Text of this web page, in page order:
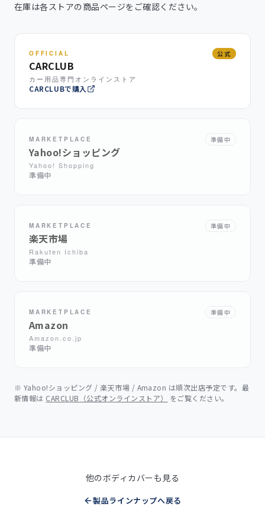
在庫は各ストアの商品ページをご確認ください。
OFFICIAL 公式
CARCLUB
カー用品専門オンラインストア
CARCLUBで購入
MARKETPLACE 準備中
Yahoo!ショッピング
Yahoo! Shopping
準備中
MARKETPLACE 準備中
楽天市場
Rakuten Ichiba
準備中
MARKETPLACE 準備中
Amazon
Amazon.co.jp
準備中
※ Yahoo!ショッピング / 楽天市場 / Amazon は順次出店予定です。最
新情報は CARCLUB（公式オンラインストア） をご覧ください。
他のボディカバーも見る
製品ラインナップへ戻る